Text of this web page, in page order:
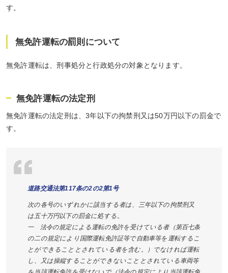
す。
無免許運転の罰則について
無免許運転は、刑事処分と行政処分の対象となります。
無免許運転の法定刑
無免許運転の法定刑は、3年以下の拘禁刑又は50万円以下の罰金で
す。
道路交通法第117条の2の2第1号
次の各号のいずれかに該当する者は、三年以下の拘禁刑又
は五十万円以下の罰金に処する。
一 法令の規定による運転の免許を受けている者（第百七条
の二の規定により国際運転免許証等で自動車等を運転するこ
とができることとされている者を含む。）でなければ運転
し、又は操縦することができないこととされている車両等